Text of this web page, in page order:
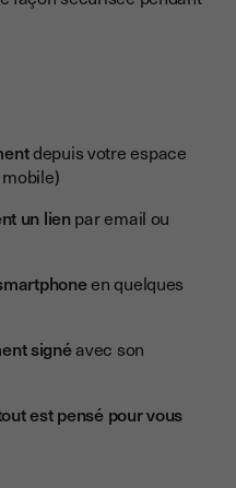
depuis votre espace
un lienpar email ou
en quelques
signéavec son
est pensé pour vous